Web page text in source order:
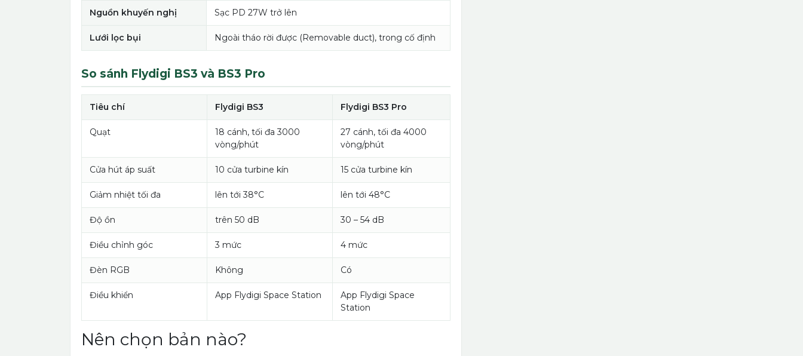
Nguồn khuyến nghị Sạc PD 27W trở lên
Lưới lọc bụi Ngoài tháo rời được (Removable duct), trong cố định
So sánh Flydigi BS3 và BS3 Pro
Tiêu chí Flydigi BS3 Flydigi BS3 Pro
Quạt
18 cánh, tối đa 3000
vòng/phút
27 cánh, tối đa 4000
vòng/phút
Cửa hút áp suất 10 cửa turbine kín 15 cửa turbine kín
Giảm nhiệt tối đa lên tới 38°C lên tới 48°C
Độ ồn trên 50 dB 30 – 54 dB
Điều chỉnh góc 3 mức 4 mức
Đèn RGB Không Có
Điều khiển App Flydigi Space Station
App Flydigi Space
Station
Nên chọn bản nào?